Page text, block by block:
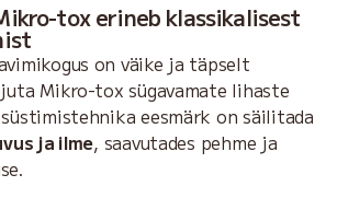
tox erineb klassikalisest
on väike ja täpselt
Mikro-tox sügavamate lihaste
eesmärk on säilitada
ja ilme, saavutades pehme ja